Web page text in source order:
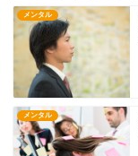
メンタル
メンタル